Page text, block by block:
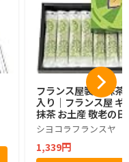
フランス屋製菓 抹茶
入り｜フランス屋 ギ
抹茶 お土産 敬老の日
シヨコラフランスヤ
1,339円